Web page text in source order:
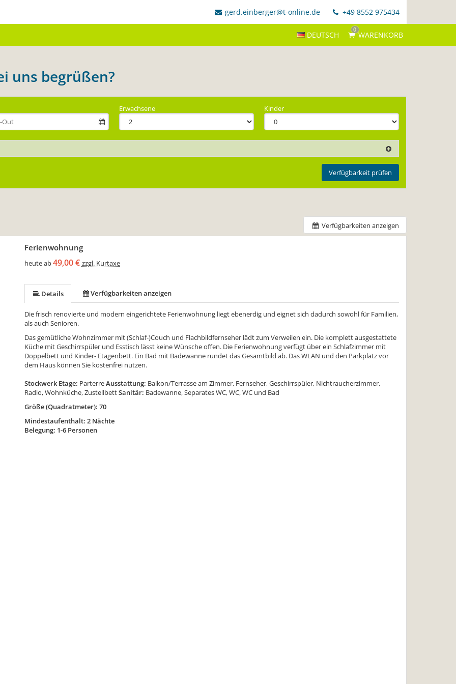
gerd.einberger@t-online.de +49 8552 975434
DEUTSCH
0
WARENKORB
begrüßen?
Erwachsene Kinder
Verfügbarkeit prüfen
Verfügbarkeiten anzeigen
Ferienwohnung
heute ab49,00 € zzgl. Kurtaxe
Details Verfügbarkeiten anzeigen
Die frisch renovierte und modern eingerichtete Ferienwohnung liegt ebenerdig und eignet sich dadurch sowohl für Familien,
als auch Senioren.
Das gemütliche Wohnzimmer mit (Schlaf-)Couch und Flachbildfernseher lädt zum Verweilen ein. Die komplett ausgestattete
Küche mit Geschirrspüler und Esstisch lässt keine Wünsche offen. Die Ferienwohnung verfügt über ein Schlafzimmer mit
Doppelbett und Kinder- Etagenbett. Ein Bad mit Badewanne rundet das Gesamtbild ab. Das WLAN und den Parkplatz vor
dem Haus können Sie kostenfrei nutzen.
Stockwerk Etage: ParterreAusstattung: Balkon/Terrasse am Zimmer, Fernseher, Geschirrspüler, Nichtraucherzimmer,
Radio, Wohnküche, ZustellbettSanitär: Badewanne, Separates WC, WC, WC und Bad
Größe (Quadratmeter): 70
Mindestaufenthalt: 2 Nächte
Belegung: 1-6 Personen